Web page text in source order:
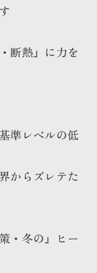
断熱』に力を
準レベルの低
からズレテた
・冬の』ヒー